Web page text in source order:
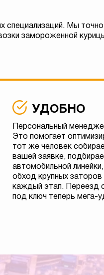
Мы
замороженной
УДОБНО
Персональный
Это помогает
тот же человек
вашей заявке,
автомобильной
обход крупных заторов
каждый этап. Переезд
под ключ теперь мега-